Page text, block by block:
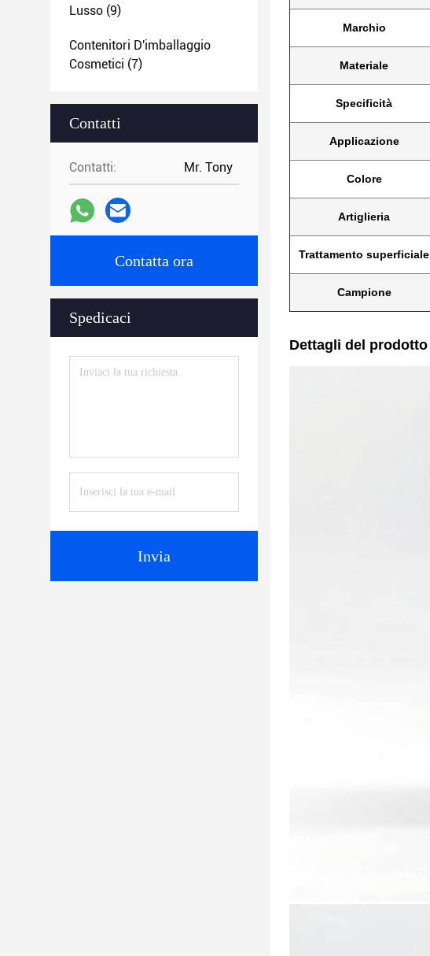
Lusso (9)
Contenitori D'imballaggio
Cosmetici (7)
Contatti
Contatti: Mr. Tony
Contatta ora
Spedicaci
Invia
Marchio
Materiale
Specificità
Applicazione
Colore
Artiglieria
Trattamento superficiale
Campione
Dettagli del prodotto